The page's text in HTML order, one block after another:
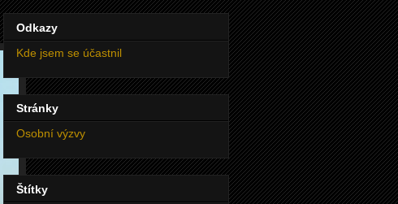
Odkazy
Kde jsem se účastnil
Stránky
Osobní výzvy
Štítky